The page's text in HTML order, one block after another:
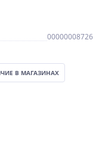
00000008726
В МАГАЗИНАХ